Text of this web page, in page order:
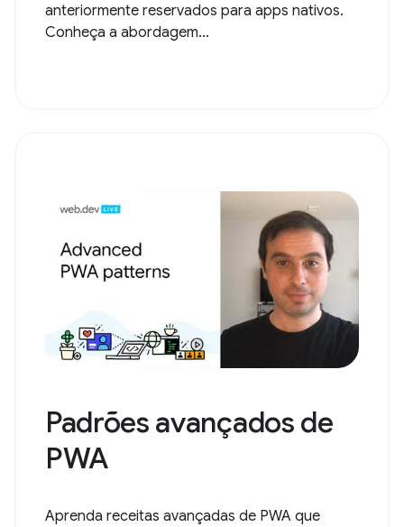
anteriormente reservados para apps nativos.
Conheça a abordagem...
Padrões avançados de
PWA
Aprenda receitas avançadas de PWA que